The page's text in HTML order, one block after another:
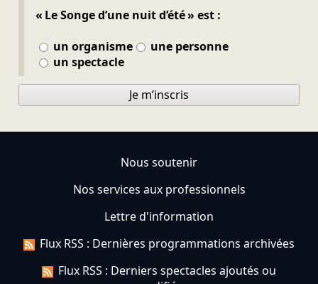
« Le Songe d’une nuit d’été » est :
un organisme
une personne
un spectacle
Je m’inscris
Nous soutenir
Nos services aux professionnels
Lettre d'information
Flux RSS : Dernières programmations archivées
Flux RSS : Derniers spectacles ajoutés ou